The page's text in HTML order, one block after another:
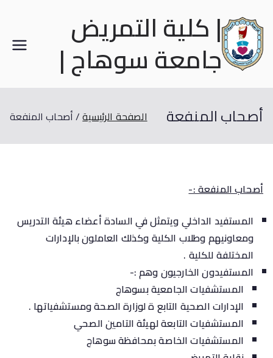
| كلية التمريض
جامعة سوهاج |
أصحاب المنفعة الصفحة الرئيسية أصحاب المنفعة
أصحاب المنفعة :-
المستفيد الداخلي ويتمثل في السادة أعضاء هيئة التدريس
ومعاونيهم وطلاب الكلية وكذلك العاملون بالإدارات
المختلفة للكلية .
المستفيدون الخارجيون وهم :-
المستشفيات الجامعية بسوهاج
الإدارات الصحية التابع ة لوزارة الصحة ومستشفياتها .
المستشفيات التابعة لهيئة التامين الصحي
المستشفيات الخاصة بمحافظة سوهاج